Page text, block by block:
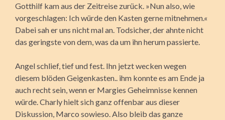
Gotthilf kam aus der Zeitreise zurück. »Nun also, wie
vorgeschlagen: Ich würde den Kasten gerne mitnehmen.«
Dabei sah er uns nicht mal an. Todsicher, der ahnte nicht
das geringste von dem, was da um ihn herum passierte.
Angel schlief, tief und fest. Ihn jetzt wecken wegen
diesem blöden Geigenkasten.. ihm konnte es am Ende ja
auch recht sein, wenn er Margies Geheimnisse kennen
würde. Charly hielt sich ganz offenbar aus dieser
Diskussion, Marco sowieso. Also bleib das ganze